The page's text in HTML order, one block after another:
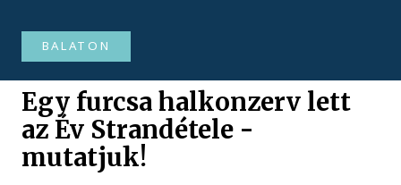
BALATON
Egy furcsa halkonzerv lett
az Év Strandétele -
mutatjuk!